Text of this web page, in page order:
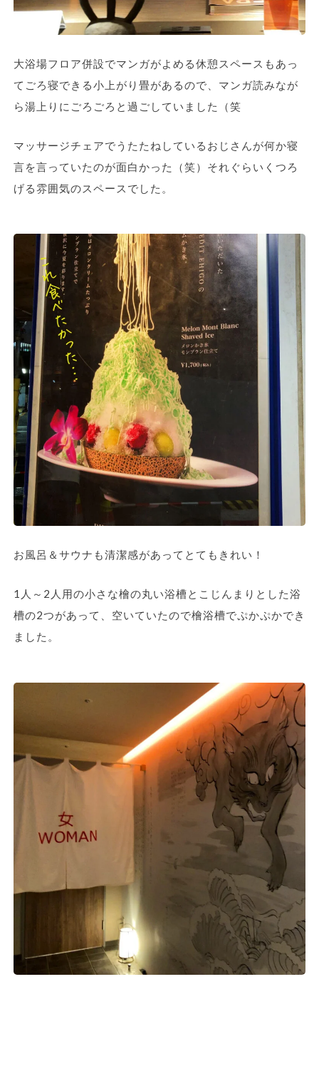
大浴場フロア併設でマンガがよめる休憩スペースもあっ
てごろ寝できる小上がり畳があるので、マンガ読みなが
ら湯上りにごろごろと過ごしていました（笑
マッサージチェアでうたたねしているおじさんが何か寝
言を言っていたのが面白かった（笑）それぐらいくつろ
げる雰囲気のスペースでした。
お風呂＆サウナも清潔感があってとてもきれい！
1人～2人用の小さな檜の丸い浴槽とこじんまりとした浴
槽の2つがあって、空いていたので檜浴槽でぷかぷかでき
ました。